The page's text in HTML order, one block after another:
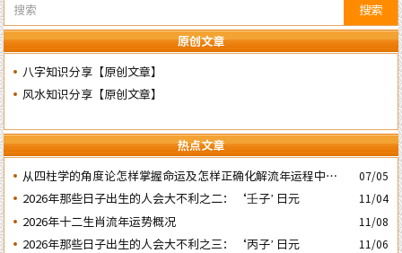
搜索
原创文章
八字知识分享【原创文章】
风水知识分享【原创文章】
热点文章
​从四柱学的角度论怎样掌握命运及怎样正确化解流年运程中的灾
祸
07/05
2026年那些日子出生的人会大不利之二：‘壬子’ 日元 11/04
2026年十二生肖流年运势概况 11/08
2026年那些日子出生的人会大不利之三：‘丙子’ 日元 11/06